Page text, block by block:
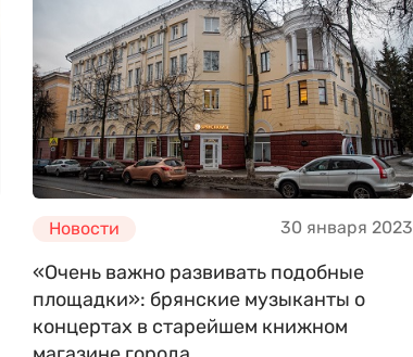
Новости 30 января 2023
«Очень важно развивать подобные
площадки»: брянские музыканты о
концертах в старейшем книжном